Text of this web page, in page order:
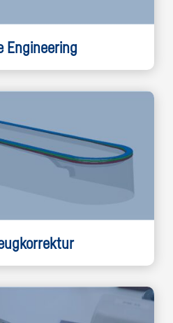
Engineering